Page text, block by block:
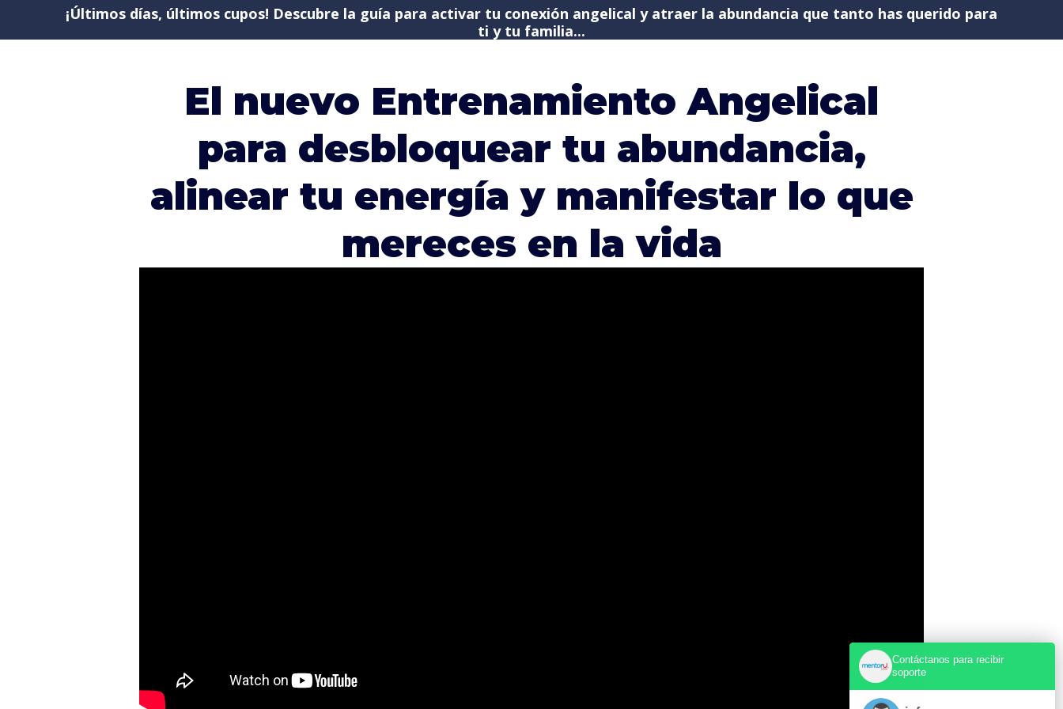
¡Últimos días, últimos cupos! Descubre la guía para activar tu conexión angelical y atraer la abundancia que tanto has querido para
ti y tu familia...
El nuevo Entrenamiento Angelical
para desbloquear tu abundancia,
alinear tu energía y manifestar lo que
mereces en la vida
Contáctanos para recibir
soporte